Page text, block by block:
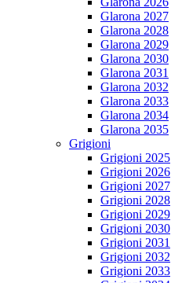
Glarona 2027
Glarona 2028
Glarona 2029
Glarona 2030
Glarona 2031
Glarona 2032
Glarona 2033
Glarona 2034
Glarona 2035
Grigioni
Grigioni 2025
Grigioni 2026
Grigioni 2027
Grigioni 2028
Grigioni 2029
Grigioni 2030
Grigioni 2031
Grigioni 2032
Grigioni 2033